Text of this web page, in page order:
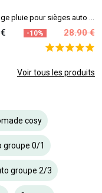
Habillage pluie pour sièges auto CLOUD et ATON
-10% 28.90 €
Voir tous les produits
cosy
groupe 0/1
groupe 2/3